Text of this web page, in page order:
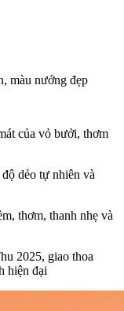
màu nướng đẹp
của vỏ bưởi, thơm
dẻo tự nhiên và
thơm, thanh nhẹ và
2025, giao thoa
hiện đại